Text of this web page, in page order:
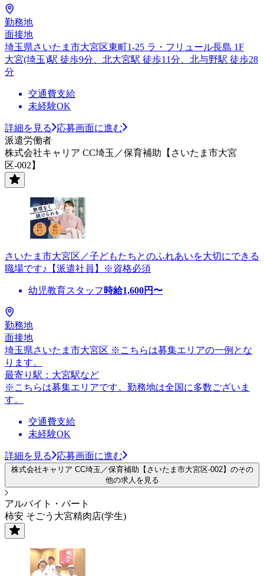
勤務地
面接地
埼玉県さいたま市大宮区東町1-25 ラ・フリュール長島 1F
大宮(埼玉)駅 徒歩9分、北大宮駅 徒歩11分、北与野駅 徒歩28
分
交通費支給
未経験OK
詳細を見る
応募画面に進む
派遣労働者
株式会社キャリア CC埼玉／保育補助【さいたま市大宮
区-002】
さいたま市大宮区／子どもたちとのふれあいを大切にできる
職場です♪【派遣社員】※資格必須
幼児教育スタッフ 時給1,600円〜
勤務地
面接地
埼玉県さいたま市大宮区 ※こちらは募集エリアの一例とな
ります。
最寄り駅：大宮駅など
※こちらは募集エリアです。勤務地は全国に多数ございま
す。
交通費支給
未経験OK
詳細を見る 応募画面に進む
株式会社キャリア CC埼玉／保育補助【さいたま市大宮区-002】のその
他の求人を見る
アルバイト・パート
柿安 そごう大宮精肉店(学生)